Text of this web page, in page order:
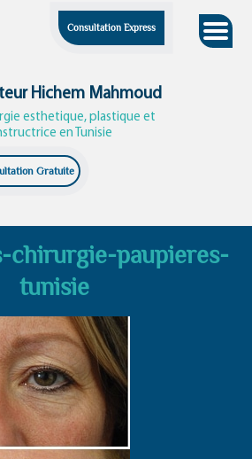
Consultation Express
Hichem Mahmoud
esthetique, plastique et
en Tunisie
Gratuite
chirurgie-paupieres-
tunisie